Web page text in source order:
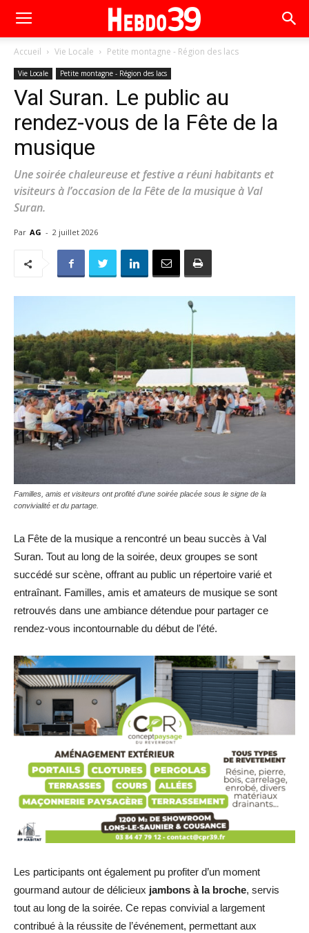
Accueil Vie Locale Petite montagne - Région des lacs
Vie Locale Petite montagne - Région des lacs
Val Suran. Le public au
rendez-vous de la Fête de la
musique
Une soirée chaleureuse et festive a réuni habitants et
visiteurs à l’occasion de la Fête de la musique à Val
Suran.
Par AG - 2 juillet 2026
Familles, amis et visiteurs ont profité d’une soirée placée sous le signe de la
convivialité et du partage.
La Fête de la musique a rencontré un beau succès à Val
Suran. Tout au long de la soirée, deux groupes se sont
succédé sur scène, offrant au public un répertoire varié et
entraînant. Familles, amis et amateurs de musique se sont
retrouvés dans une ambiance détendue pour partager ce
rendez-vous incontournable du début de l’été.
Les participants ont également pu profiter d’un moment
gourmand autour de délicieux jambons à la broche, servis
tout au long de la soirée. Ce repas convivial a largement
contribué à la réussite de l’événement, permettant aux